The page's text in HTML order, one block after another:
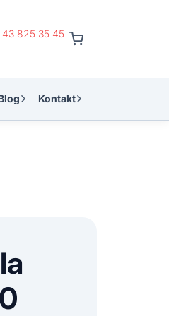
43 825 35 45
Kontakt